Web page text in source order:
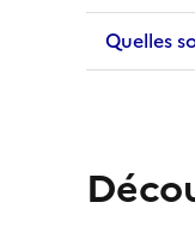
Quelles